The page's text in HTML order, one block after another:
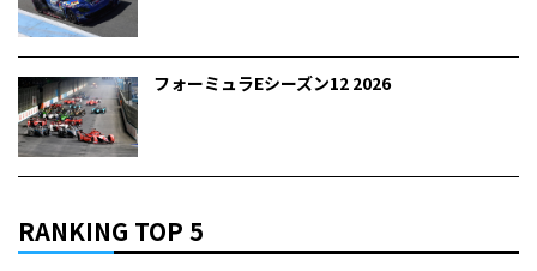
フォーミュラEシーズン12 2026
RANKING TOP 5